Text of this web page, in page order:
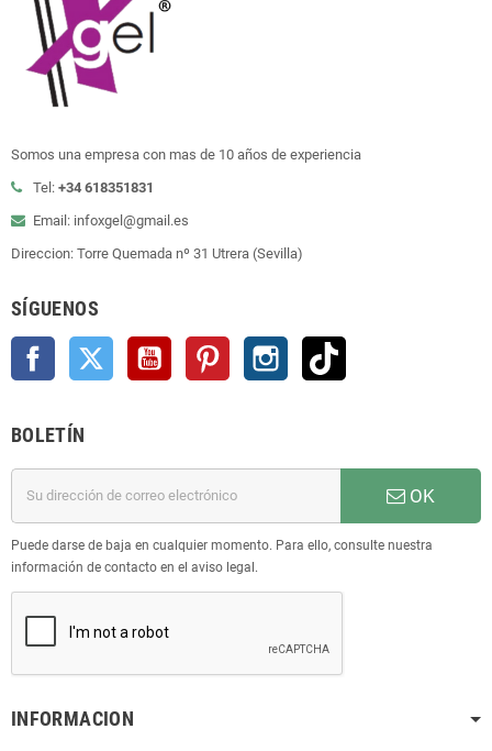
Somos una empresa con mas de 10 años de experiencia
Tel: +34 618351831
Email: infoxgel@gmail.es
Direccion: Torre Quemada nº 31 Utrera (Sevilla)
SÍGUENOS
Facebook Twitter YouTube Pinterest Instagram
BOLETÍN
OK
Puede darse de baja en cualquier momento. Para ello, consulte nuestra
información de contacto en el aviso legal.
INFORMACION